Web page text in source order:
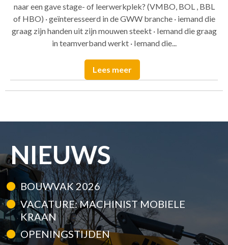
naar een gave stage- of leerwerkplek? (VMBO, BOL , BBL
of HBO) · geïnteresseerd in de GWW branche · iemand die
graag zijn handen uit zijn mouwen steekt · Iemand die graag
in teamverband werkt · Iemand die...
Lees meer
NIEUWS
BOUWVAK 2026
VACATURE: MACHINIST MOBIELE
KRAAN
OPENINGSTIJDEN